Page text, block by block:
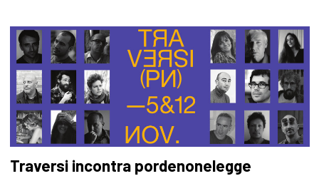
Traversi incontra pordenonelegge